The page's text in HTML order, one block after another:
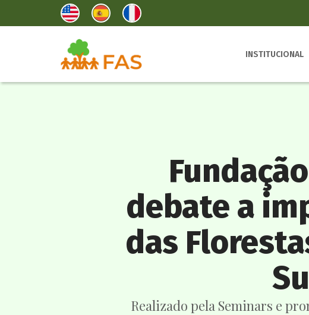
INSTITUCIONAL
debate a
das
Realizado pela Seminars e